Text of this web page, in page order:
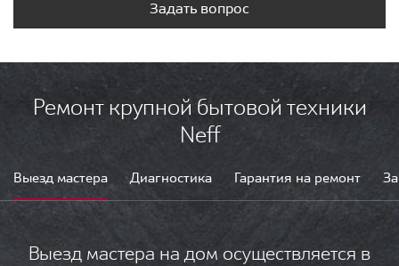
Задать вопрос
Ремонт крупной бытовой техники
Neff
Выезд мастера Диагностика Гарантия на ремонт
Выезд мастера на дом осуществляется в